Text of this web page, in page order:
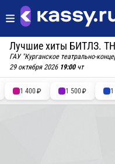
Лучшие хиты БИТЛЗ.
ГАУ "Курганское театрально-
29 октября 2026 19:00чт
1 400 1 500